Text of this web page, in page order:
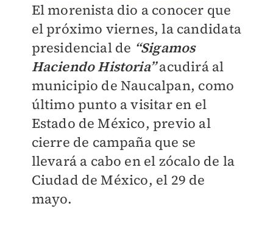
El morenista dio a conocer que
el próximo viernes, la candidata
presidencial de “Sigamos
Haciendo Historia”acudirá al
municipio de Naucalpan, como
último punto a visitar en el
Estado de México, previo al
cierre de campaña que se
llevará a cabo en el zócalo de la
Ciudad de México, el 29 de
mayo.